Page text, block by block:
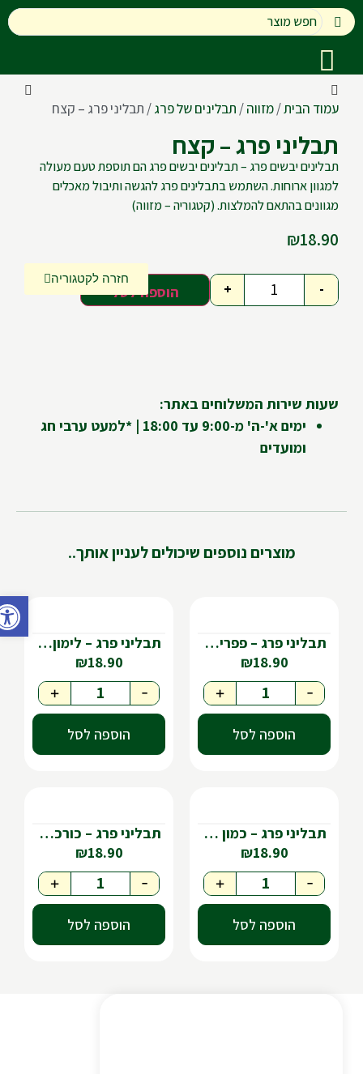
עמוד הבית/מזווה/ תבלינים של פרג/ תבליני פרג – קצח
תבליני פרג – קצח
תבלינים יבשים פרג – תבלינים יבשים פרג הם תוספת טעם מעולה
למגוון ארוחות. השתמש בתבלינים פרג להגשה ותיבול מאכלים
מגוונים בהתאם להמלצות. (קטגוריה – מזווה)
₪18.90
-
+ הוספה לסל
חזרה לקטגוריה
שעות שירות המשלוחים באתר:
ימים א'-ה' מ-9:00 עד 18:00 | *למעט ערבי חג
ומועדים
מוצרים נוספים שיכולים לעניין אותך..
תבליני פרג – פפריקה חריפה
₪18.90
-
+
הוספה לסל
תבליני פרג – לימון בלאדי כבוש
₪18.90
-
+
הוספה לסל
תבליני פרג – כמון טחון
₪18.90
-
+
הוספה לסל
תבליני פרג – כורכום טחון
₪18.90
-
+
הוספה לסל
פתח